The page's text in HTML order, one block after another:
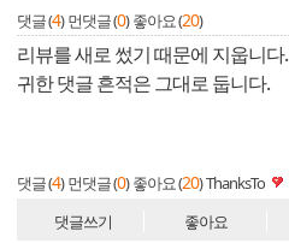
댓글 (4) 먼댓글 (0) 좋아요 (20)
리뷰를 새로 썼기 때문에 지웁니다.
귀한 댓글 흔적은 그대로 둡니다.
댓글 (4) 먼댓글 (0) 좋아요 (20)ThanksTo
댓글쓰기 좋아요